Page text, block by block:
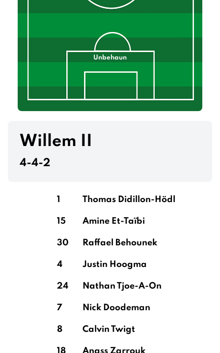
Unbehaun
Willem II
4-4-2
1 Thomas Didillon-Hödl
15 Amine Et-Taïbi
30 Raffael Behounek
4 Justin Hoogma
24 Nathan Tjoe-A-On
7 Nick Doodeman
8 Calvin Twigt
18 Anass Zarrouk